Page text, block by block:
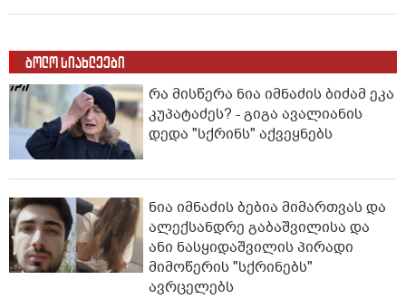
ბოლო სიახლეები
რა მისწერა ნია იმნაძის ბიძამ ეკა
კუპატაძეს? - გიგა ავალიანის
დედა "სქრინს" აქვეყნებს
ნია იმნაძის ბებია მიმართვას და
ალექსანდრე გაბაშვილისა და
ანი ნასყიდაშვილის პირადი
მიმოწერის "სქრინებს"
ავრცელებს